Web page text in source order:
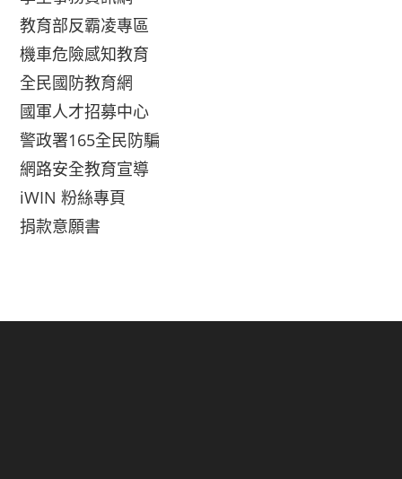
教育部反霸凌專區
機車危險感知教育
全民國防教育網
國軍人才招募中心
警政署165全民防騙
網路安全教育宣導
iWIN 粉絲專頁
捐款意願書